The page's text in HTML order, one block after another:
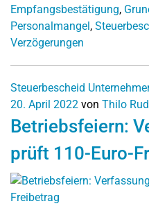
Empfangsbestätigung,
Personalmangel,
Verzögerungen
Steuerbescheid
20. April 2022 von Thilo
Betriebsfeiern:
prüft 110-Euro-